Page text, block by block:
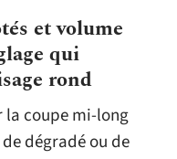
et volume
qui
rond
la coupe mi-long
dégradé ou de